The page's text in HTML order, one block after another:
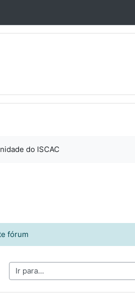
do ISCAC
nos fóruns
fórum
Ir para...